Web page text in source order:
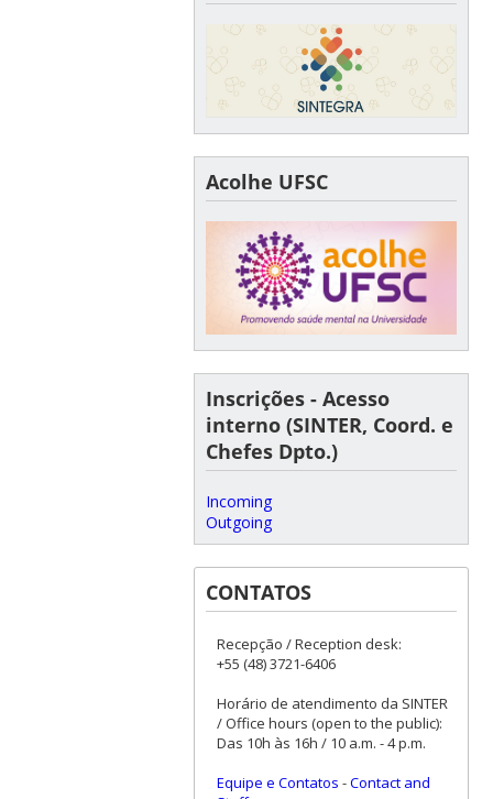
Acolhe UFSC
Inscrições - Acesso
interno (SINTER, Coord. e
Chefes Dpto.)
Incoming
Outgoing
CONTATOS
Recepção / Reception desk:
+55 (48) 3721-6406
Horário de atendimento da SINTER
/ Office hours (open to the public):
Das 10h às 16h / 10 a.m. - 4 p.m.
Equipe e Contatos -Contact and